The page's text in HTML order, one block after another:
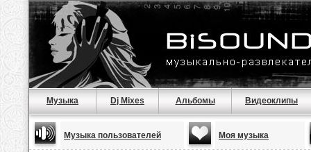
Музыка Dj Mixes Альбомы Видеоклипы
Музыка пользователей Моя музыка